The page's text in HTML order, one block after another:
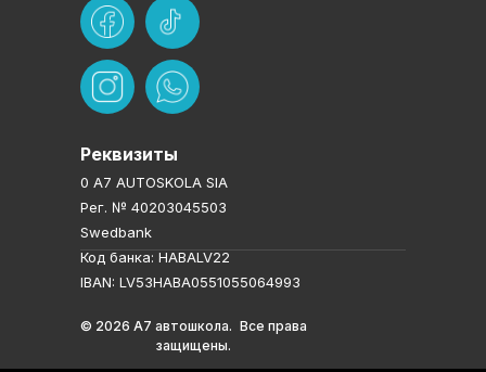
© 2026 A7 автошкола. Все права
защищены.
Реквизиты
0 A7 AUTOSKOLA SIA
Рег. № 40203045503
Swedbank
Код банка: HABALV22
IBAN: LV53HABA0551055064993